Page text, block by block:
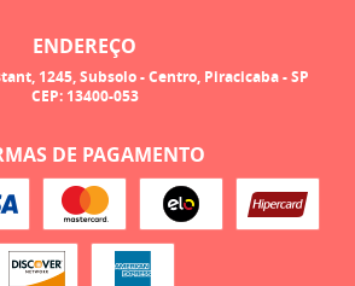
ENDEREÇO
1245, Subsolo-Centro, Piracicaba-SP
CEP: 13400-053
DE PAGAMENTO